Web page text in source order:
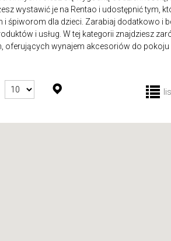
wystawić je na Rentao i udostępnić tym,
śpiworom dla dzieci. Zarabiaj dodatkowo i
i usług. W tej kategorii znajdziesz
oferujących wynajem akcesoriów do pokoju